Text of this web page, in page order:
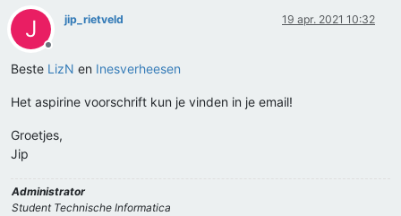
J
Offline
jip_rietveld 19 apr. 2021 10:32
Beste LizN en Inesverheesen
Het aspirine voorschrift kun je vinden in je email!
Groetjes,
Jip
Administrator
Student Technische Informatica